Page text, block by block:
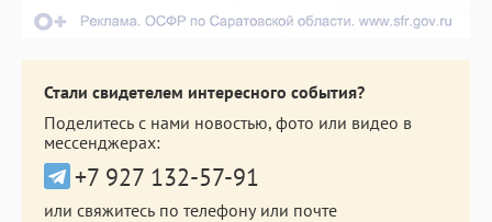
Стали свидетелем интересного события?
Поделитесь с нами новостью, фото или видео в
мессенджерах:
+7 927 132-57-91
или свяжитесь по телефону или почте